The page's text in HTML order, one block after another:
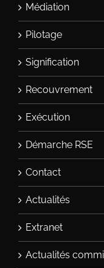
Médiation
Pilotage
Signification
Recouvrement
Exécution
Démarche RSE
Contact
Actualités
Extranet
Actualités